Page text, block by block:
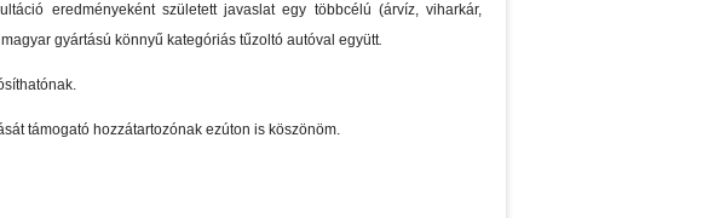
eredményeként született javaslat egy többcélú (árvíz, viharkár,
gyártású könnyű kategóriás tűzoltó autóval együtt.
támogató hozzátartozónak ezúton is köszönöm.